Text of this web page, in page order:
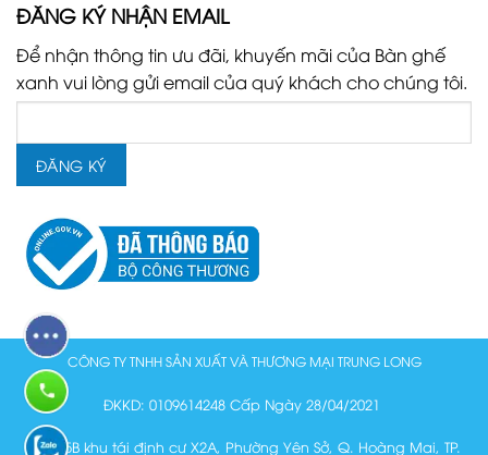
ĐĂNG KÝ NHẬN EMAIL
Để nhận thông tin ưu đãi, khuyến mãi của Bàn ghế
xanh vui lòng gửi email của quý khách cho chúng tôi.
CÔNG TY TNHH SẢN XUẤT VÀ THƯƠNG MẠI TRUNG LONG
ĐKKD: 0109614248 Cấp Ngày 28/04/2021
Lô N15B khu tái định cư X2A, Phường Yên Sở, Q. Hoàng Mai, TP.